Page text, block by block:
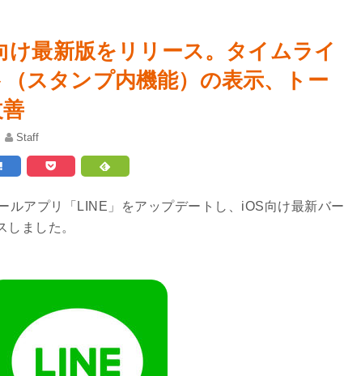
け最新版をリリース。タイムライ
スタンプ内機能）の表示、トー
Staff
ルアプリ「LINE」をアップデートし、iOS向け最新バー
ました。